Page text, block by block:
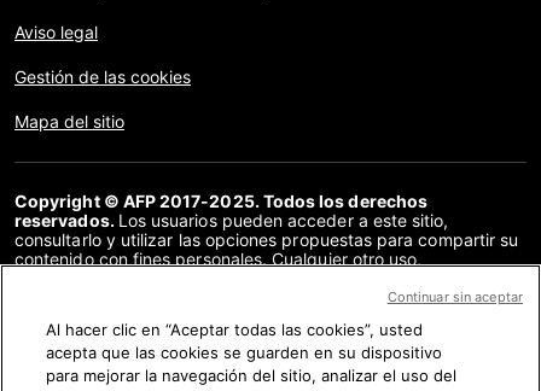
Aviso legal
Gestión de las cookies
Mapa del sitio
Copyright © AFP 2017-2025. Todos los derechos
reservados. Los usuarios pueden acceder a este sitio,
consultarlo y utilizar las opciones propuestas para compartir su
contenido con fines personales. Cualquier otro uso,
distribución del contenido de este sitio, en su totalidad o en
acuerdo específico firmado con la AFP, está estrictamente
prohibido. Los elementos analizados en cada verificación se
presentan o se enlazan en tanto en cuanto son necesarios para
Al hacer clic en “Aceptar todas las cookies”, usted
acepta que las cookies se guarden en su dispositivo
para mejorar la navegación del sitio, analizar el uso del
Continuar sin aceptar